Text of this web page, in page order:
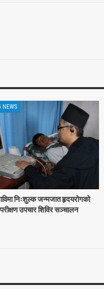
NEWS
निःशुल्क जन्मजात हृदयरोगको
उपचार शिविर सञ्चालन